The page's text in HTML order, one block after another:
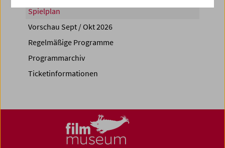
Spielplan
Vorschau Sept / Okt 2026
Regelmäßige Programme
Programmarchiv
Ticketinformationen